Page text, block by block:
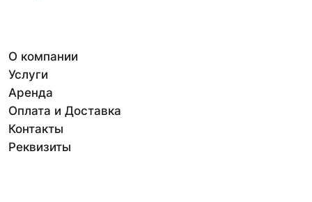
О компании
Услуги
Аренда
Оплата и Доставка
Контакты
Реквизиты